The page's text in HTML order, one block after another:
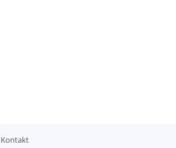
Kontakt